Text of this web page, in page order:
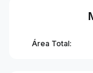
Área Total: